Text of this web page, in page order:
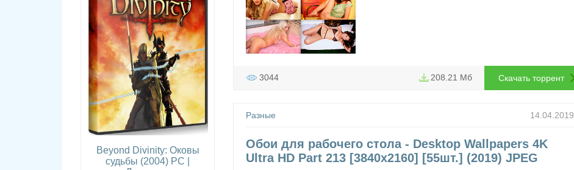
Скачать торрент
3044 208.21 Мб
Разные 14.04.2019
Обои для рабочего стола - Desktop Wallpapers 4K
Ultra HD Part 213 [3840x2160] [55шт.] (2019) JPEG
Beyond Divinity: Оковы
судьбы (2004) PC |